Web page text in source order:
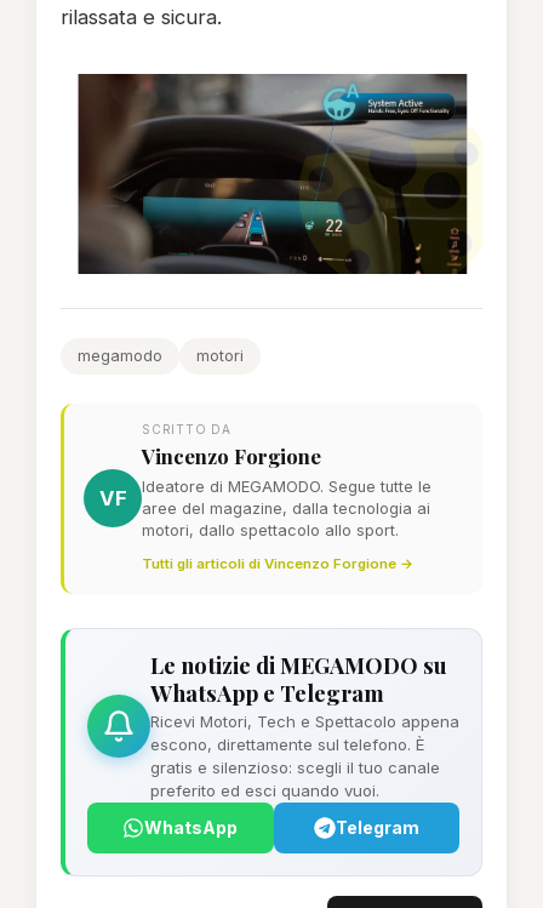
rilassata e sicura.
megamodo motori
VF
SCRITTO DA
Vincenzo Forgione
Ideatore di MEGAMODO. Segue tutte le
aree del magazine, dalla tecnologia ai
motori, dallo spettacolo allo sport.
Tutti gli articoli di Vincenzo Forgione →
Le notizie di MEGAMODO su
WhatsApp e Telegram
Ricevi Motori, Tech e Spettacolo appena
escono, direttamente sul telefono. È
gratis e silenzioso: scegli il tuo canale
preferito ed esci quando vuoi.
WhatsApp Telegram